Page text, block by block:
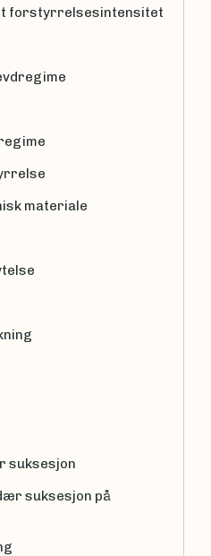
forstyrrelsesintensitet
materiale
suksesjon
suksesjon på